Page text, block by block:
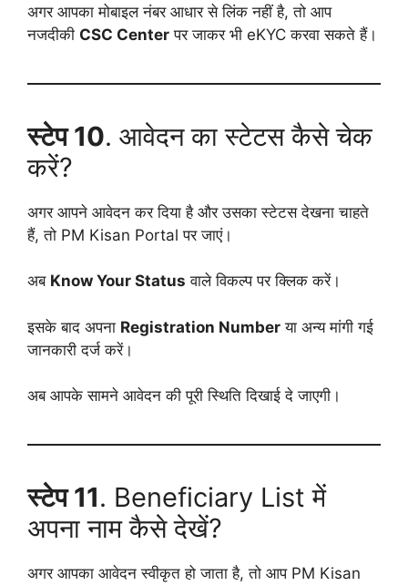
अगर आपका मोबाइल नंबर आधार से लिंक नहीं है, तो आप
नजदीकी CSC Center पर जाकर भी eKYC करवा सकते हैं।
स्टेप 10. आवेदन का स्टेटस कैसे चेक
करें?
अगर आपने आवेदन कर दिया है और उसका स्टेटस देखना चाहते
हैं, तो PM Kisan Portal पर जाएं।
अब Know Your Status वाले विकल्प पर क्लिक करें।
इसके बाद अपना Registration Number या अन्य मांगी गई
जानकारी दर्ज करें।
अब आपके सामने आवेदन की पूरी स्थिति दिखाई दे जाएगी।
स्टेप 11. Beneficiary List में
अपना नाम कैसे देखें?
अगर आपका आवेदन स्वीकृत हो जाता है, तो आप PM Kisan